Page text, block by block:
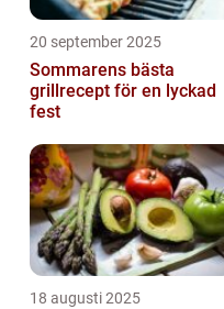
20 september 2025
Sommarens bästa
grillrecept för en lyckad
fest
18 augusti 2025